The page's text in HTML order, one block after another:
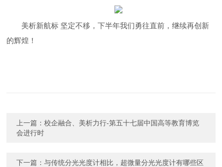
美析新航标 坚定不移，下半年我们勇往直前，继续再创新
的辉煌！
上一篇：校企融合、美析力行-第五十七届中国高等教育博览
会进行时
下一篇：与传统分光光度计相比，超微量分光光度计有哪些区